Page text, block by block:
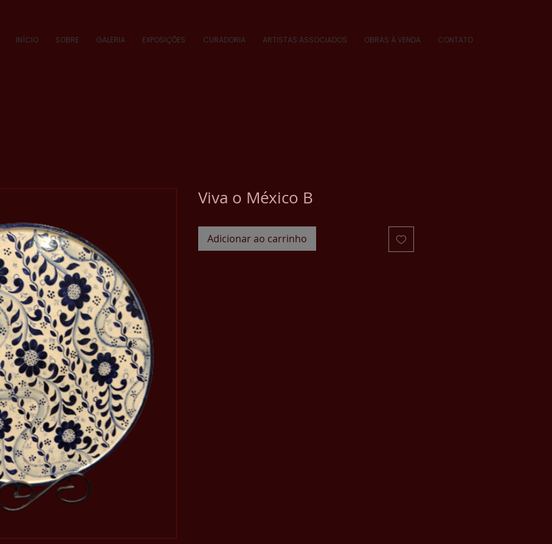
INÍCIO SOBRE GALERIA EXPOSIÇÕES CURADORIA ARTISTAS ASSOCIADOS OBRAS À VENDA CONTATO
Viva o México B
Adicionar ao carrinho